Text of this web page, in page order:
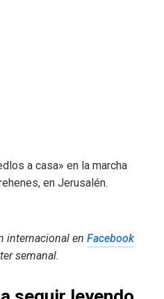
a casa» en la marcha
en Jerusalén.
internacional en Facebook
semanal.